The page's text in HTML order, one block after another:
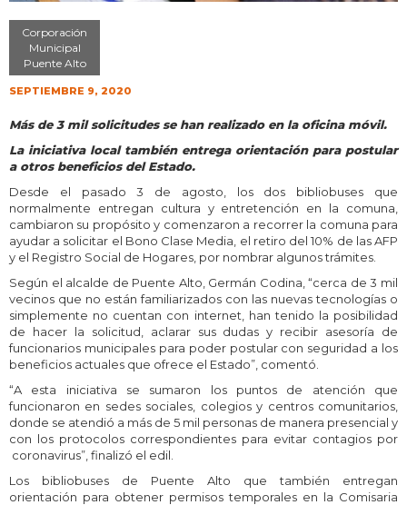
Corporación
Municipal
Puente Alto
SEPTIEMBRE 9, 2020
Más de 3 mil solicitudes se han realizado en la oficina móvil.
La iniciativa local también entrega orientación para postular
a otros beneficios del Estado.
Desde el pasado 3 de agosto, los dos bibliobuses que
normalmente entregan cultura y entretención en la comuna,
cambiaron su propósito y comenzaron a recorrer la comuna para
ayudar a solicitar el Bono Clase Media, el retiro del 10% de las AFP
y el Registro Social de Hogares, por nombrar algunos trámites.
Según el alcalde de Puente Alto, Germán Codina, “cerca de 3 mil
vecinos que no están familiarizados con las nuevas tecnologías o
simplemente no cuentan con internet, han tenido la posibilidad
de hacer la solicitud, aclarar sus dudas y recibir asesoría de
funcionarios municipales para poder postular con seguridad a los
beneficios actuales que ofrece el Estado”, comentó.
“A esta iniciativa se sumaron los puntos de atención que
funcionaron en sedes sociales, colegios y centros comunitarios,
donde se atendió a más de 5 mil personas de manera presencial y
con los protocolos correspondientes para evitar contagios por
coronavirus”, finalizó el edil.
Los bibliobuses de Puente Alto que también entregan
orientación para obtener permisos temporales en la Comisaria